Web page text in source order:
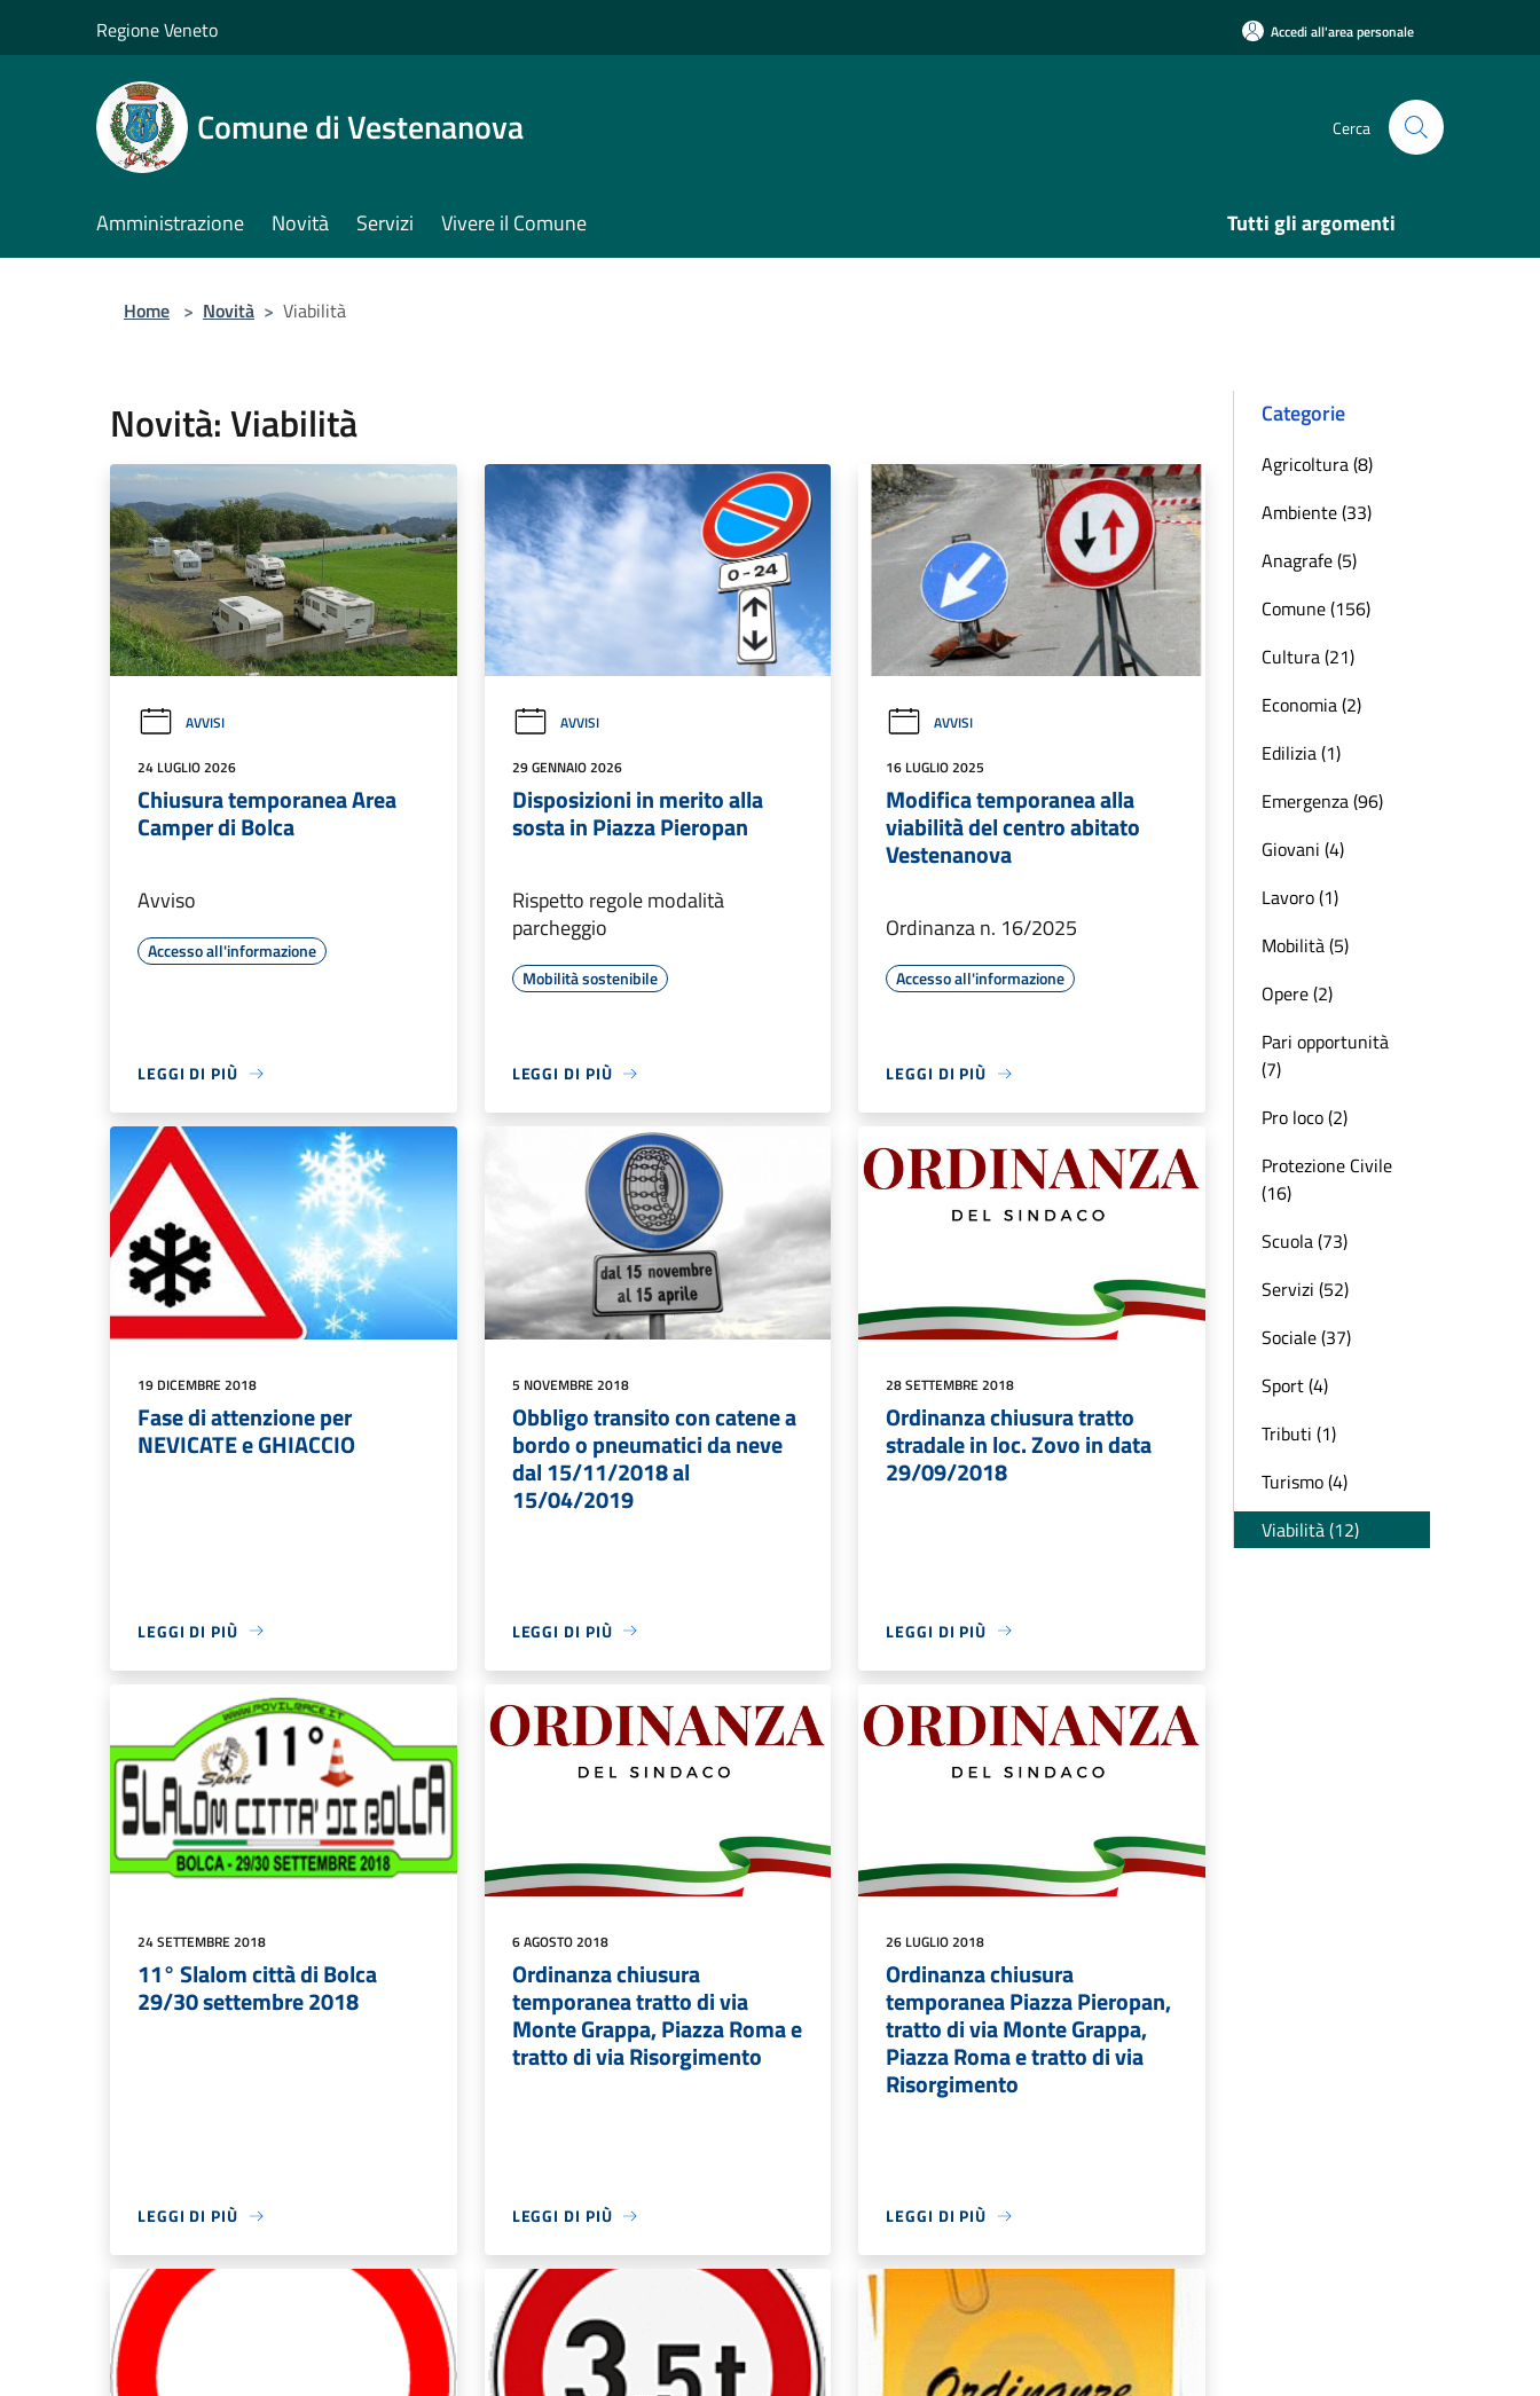
Regione Veneto Accedi all'area personale
Comune di Vestenanova Cerca
Amministrazione Novità Servizi Vivere il Comune Tutti gli argomenti
Home > Novità > Viabilità
Novità: Viabilità
AVVISI
24 LUGLIO 2026
Chiusura temporanea Area
Camper di Bolca
Avviso
Accesso all'informazione
LEGGI DI PIÙ
AVVISI
29 GENNAIO 2026
Disposizioni in merito alla
sosta in Piazza Pieropan
Rispetto regole modalità
parcheggio
Mobilità sostenibile
LEGGI DI PIÙ
AVVISI
16 LUGLIO 2025
Modifica temporanea alla
viabilità del centro abitato
Vestenanova
Ordinanza n. 16/2025
Accesso all'informazione
LEGGI DI PIÙ
19 DICEMBRE 2018
Fase di attenzione per
NEVICATE e GHIACCIO
LEGGI DI PIÙ
5 NOVEMBRE 2018
Obbligo transito con catene a
bordo o pneumatici da neve
dal 15/11/2018 al
15/04/2019
LEGGI DI PIÙ
28 SETTEMBRE 2018
Ordinanza chiusura tratto
stradale in loc. Zovo in data
29/09/2018
LEGGI DI PIÙ
24 SETTEMBRE 2018
11° Slalom città di Bolca
29/30 settembre 2018
LEGGI DI PIÙ
6 AGOSTO 2018
Ordinanza chiusura
temporanea tratto di via
Monte Grappa, Piazza Roma e
tratto di via Risorgimento
LEGGI DI PIÙ
26 LUGLIO 2018
Ordinanza chiusura
temporanea Piazza Pieropan,
tratto di via Monte Grappa,
Piazza Roma e tratto di via
Risorgimento
LEGGI DI PIÙ
Categorie
Agricoltura (8)
Ambiente (33)
Anagrafe (5)
Comune (156)
Cultura (21)
Economia (2)
Edilizia (1)
Emergenza (96)
Giovani (4)
Lavoro (1)
Mobilità (5)
Opere (2)
Pari opportunità
(7)
Pro loco (2)
Protezione Civile
(16)
Scuola (73)
Servizi (52)
Sociale (37)
Sport (4)
Tributi (1)
Turismo (4)
Viabilità (12)